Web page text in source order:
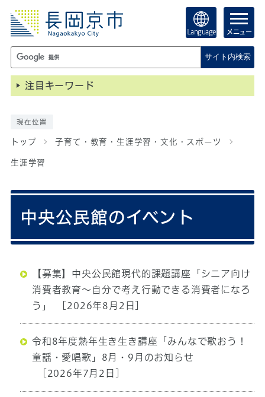
Language メニュー
サイト内検索
注目キーワード
現在位置
トップ 子育て・教育・生涯学習・文化・スポーツ
生涯学習
中央公民館のイベント
【募集】中央公民館現代的課題講座「シニア向け
消費者教育〜自分で考え行動できる消費者になろ
う」
[2026年8月2日]
令和8年度熟年生き生き講座「みんなで歌おう！
童謡・愛唱歌」8月・9月のお知らせ
[2026年7月2日]